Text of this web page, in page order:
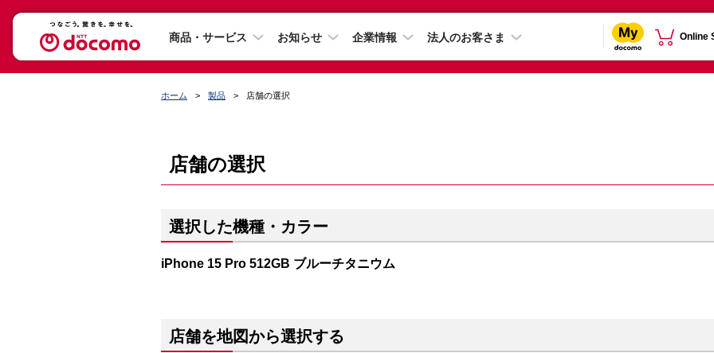
商品・サービス お知らせ 企業情報 法人のお客さま Online
ホーム 製品 店舗の選択
店舗の選択
選択した機種・カラー
iPhone 15 Pro 512GB ブルーチタニウム
店舗を地図から選択する